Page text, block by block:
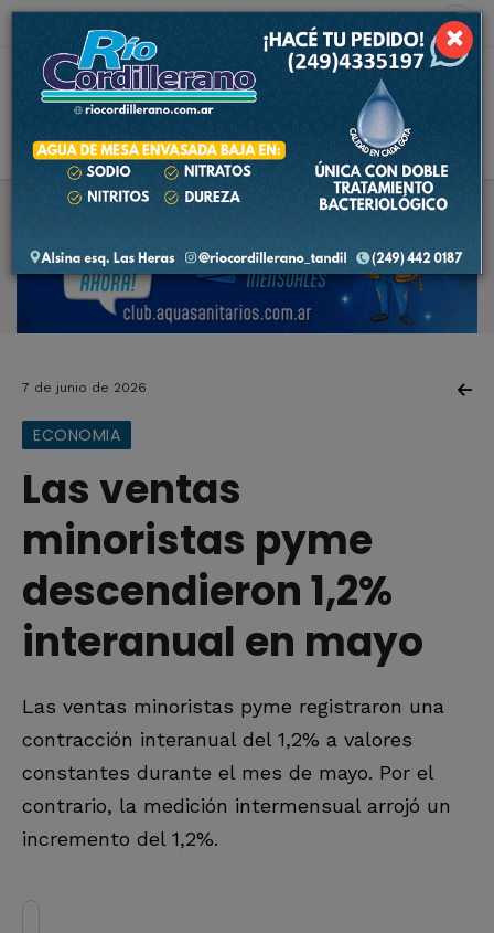
8.9 ºC
7 de junio de 2026
ECONOMIA
Las ventas
minoristas pyme
descendieron 1,2%
interanual en mayo
Las ventas minoristas pyme registraron una
contracción interanual del 1,2% a valores
constantes durante el mes de mayo. Por el
contrario, la medición intermensual arrojó un
incremento del 1,2%.
×